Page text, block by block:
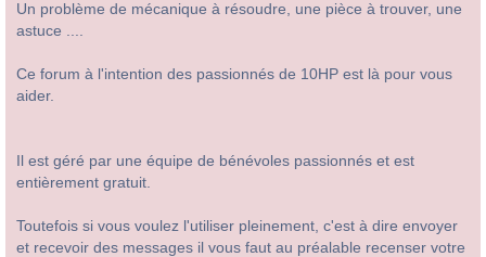
Un problème de mécanique à résoudre, une pièce à trouver, une
astuce ....
Ce forum à l'intention des passionnés de 10HP est là pour vous
aider.
Il est géré par une équipe de bénévoles passionnés et est
entièrement gratuit.
Toutefois si vous voulez l'utiliser pleinement, c'est à dire envoyer
et recevoir des messages il vous faut au préalable recenser votre